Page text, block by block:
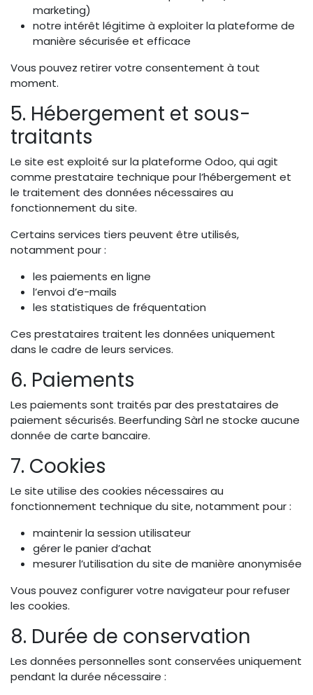
marketing)
notre intérêt légitime à exploiter la plateforme de
manière sécurisée et efficace
Vous pouvez retirer votre consentement à tout
moment.
5. Hébergement et sous-
traitants
Le site est exploité sur la plateforme Odoo, qui agit
comme prestataire technique pour l’hébergement et
le traitement des données nécessaires au
fonctionnement du site.
Certains services tiers peuvent être utilisés,
notamment pour :
les paiements en ligne
l’envoi d’e-mails
les statistiques de fréquentation
Ces prestataires traitent les données uniquement
dans le cadre de leurs services.
6. Paiements
Les paiements sont traités par des prestataires de
paiement sécurisés. Beerfunding Sàrl ne stocke aucune
donnée de carte bancaire.
7. Cookies
Le site utilise des cookies nécessaires au
fonctionnement technique du site, notamment pour :
maintenir la session utilisateur
gérer le panier d’achat
mesurer l’utilisation du site de manière anonymisée
Vous pouvez configurer votre navigateur pour refuser
les cookies.
8. Durée de conservation
Les données personnelles sont conservées uniquement
pendant la durée nécessaire :